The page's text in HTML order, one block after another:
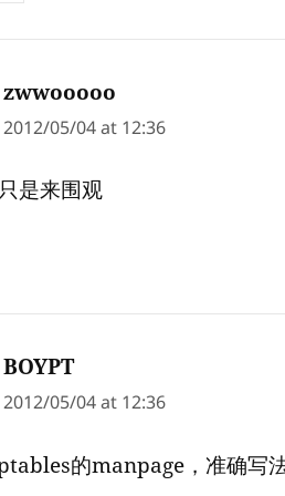
zwwooooo
2012/05/04 at 12:36
是来围观
BOYPTsays:
2012/05/04 at 12:36
的manpage，准确写